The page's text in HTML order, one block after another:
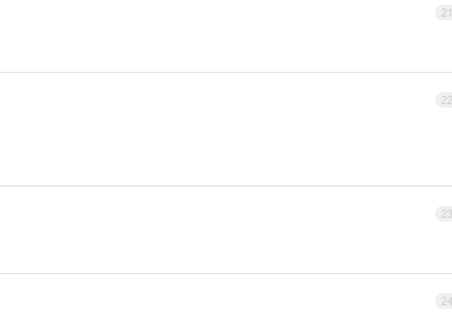
21
22
23
24